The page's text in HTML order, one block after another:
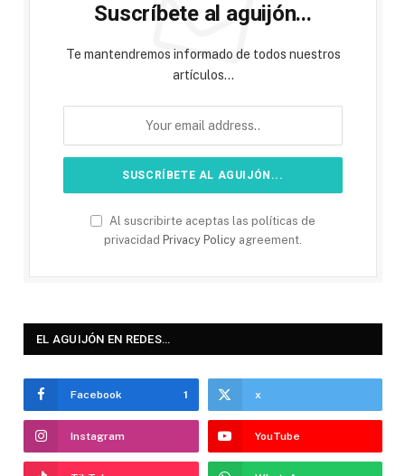
Suscríbete al aguijón...
Te mantendremos informado de todos nuestros
artículos...
Al suscribirte aceptas las políticas de
privacidad Privacy Policy agreement.
EL AGUIJÓN EN REDES…
Facebook 1 x
Instagram YouTube